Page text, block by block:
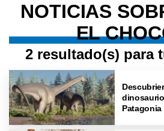
NOTICIAS
EL
2 resultado(s) para
Patagonia